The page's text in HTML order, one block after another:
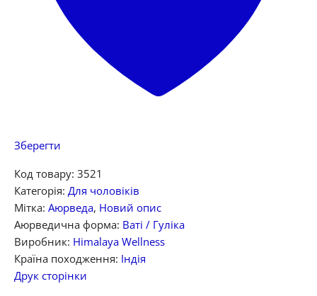
Зберегти
Код товару: 3521
Категорія: Для чоловіків
Мітка: Аюрведа, Новий опис
Аюрведична форма: Ваті / Гуліка
Виробник: Himalaya Wellness
Країна походження: Індія
Друк сторінки